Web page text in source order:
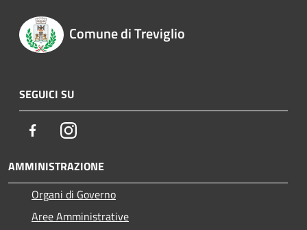
Comune di Treviglio
SEGUICI SU
FacebookInstagram
AMMINISTRAZIONE
Organi di Governo
Aree Amministrative